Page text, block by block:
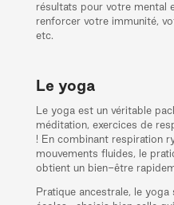
résultats pour votre mental
renforcer votre immunité,
etc.
Le yoga
Le yoga est un véritable
méditation, exercices de
! En combinant respiration
mouvements fluides, le
obtient un bien-être
Pratique ancestrale, le